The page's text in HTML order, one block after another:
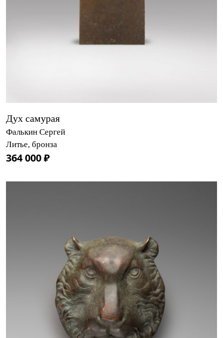
Дух самурая
Фалькин Сергей
Литье, бронза
364 000 ₽